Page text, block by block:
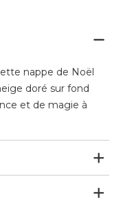
nappe de Noël
doré sur fond
et de magie à